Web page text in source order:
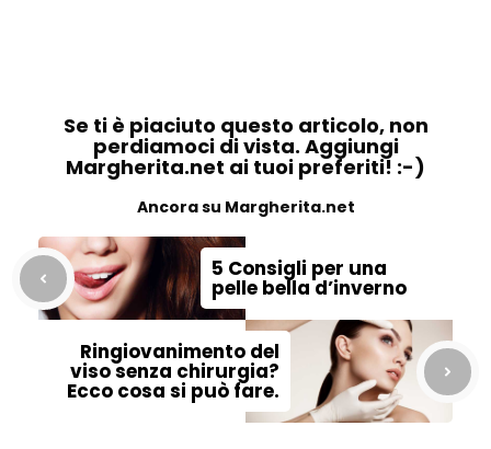
Se ti è piaciuto questo articolo, non
perdiamoci di vista. Aggiungi
Margherita.net ai tuoi preferiti! :-)
Ancora su Margherita.net
5 Consigli per una
pelle bella d’inverno
Ringiovanimento del
viso senza chirurgia?
Ecco cosa si può fare.